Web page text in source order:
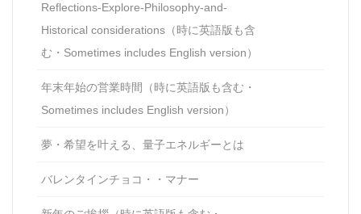
Reflections-Explore-Philosophy-and-
Historical considerations（時に英語版も含
む・Sometimes includes English version）
年末年始の営業時間（時に英語版も含む・
Sometimes includes English version）
夢・希望を叶える、量子エネルギーとは
バレンタインチョコ・・マナー